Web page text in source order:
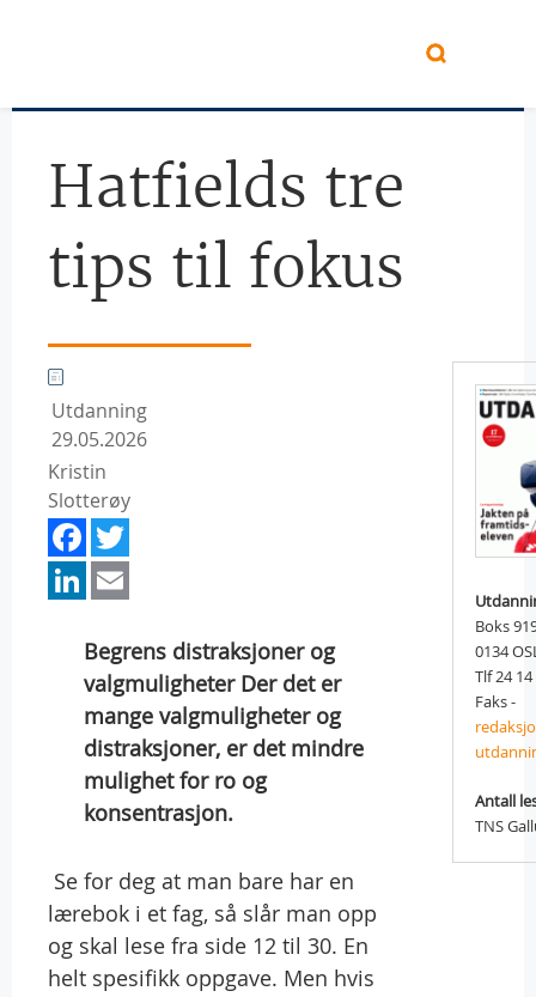
Hatfields tre
tips til fokus
Utdanning
29.05.2026
Kristin
Slotterøy
Facebook
LinkedIn
Begrens distraksjoner og
valgmuligheter Der det er
mange valgmuligheter og
distraksjoner, er det mindre
mulighet for ro og
konsentrasjon.
 Se for deg at man bare har en
lærebok i et fag, så slår man opp
og skal lese fra side 12 til 30. En
helt spesifikk oppgave. Men hvis
Boks
0134
Tlf 24
Faks -
Antall
TNS